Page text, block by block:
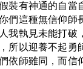
裝有神通的自當
們這種無信仰師
我執見未能打破
所以迎養不起勇
依師雖同，而信